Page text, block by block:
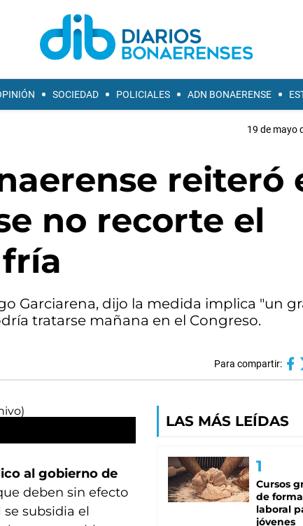
SOCIEDAD POLICIALES ADN BONAERENSE
19 de mayo
reiteró
no recorte el
Garciarena, dijo la medida implica "un
tratarse mañana en el Congreso.
Para compartir:
al gobierno de
deben sin efecto
subsidia el
LAS MÁS LEÍDAS
Cursos
de
laboral
jóvenes